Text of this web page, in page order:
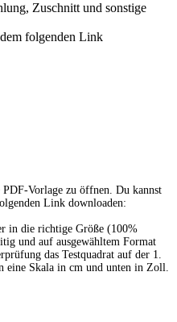
Zuschnitt und sonstige
folgenden Link
Vorlage zu öffnen. Du kannst
Link downloaden:
in die richtige Größe (100%
und auf ausgewähltem Format
das Testquadrat auf der 1.
eine Skala in cm und unten in Zoll.